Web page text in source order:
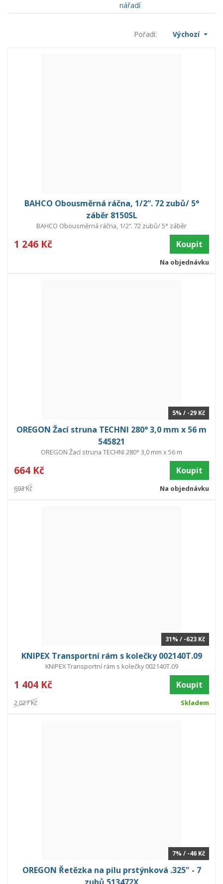
nářadí
Pořadí: Výchozí
BAHCO Obousměrná ráčna, 1/2“. 72 zubů/ 5°
záběr 8150SL
BAHCO Obousměrná ráčna, 1/2“. 72 zubů/ 5° záběr
1 246 Kč Koupit
Na objednávku
5% / -29 Kč
OREGON Žací struna TECHNI 280° 3,0 mm x 56 m
545821
OREGON Žací struna TECHNI 280° 3,0 mm x 56 m
664 Kč Koupit
693 Kč Na objednávku
31% / -623 Kč
KNIPEX Transportní rám s kolečky 002140T.09
KNIPEX Transportní rám s kolečky 002140T.09
1 404 Kč Koupit
2 027 Kč Skladem
7% / -46 Kč
OREGON Řetězka na pilu prstýnková .325" - 7